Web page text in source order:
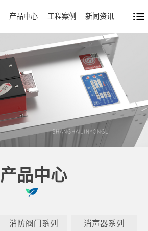
产品中心 工程案例 新闻资讯
产品中心
消防阀门系列 消声器系列